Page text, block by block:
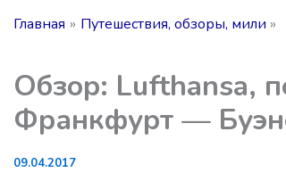
Главная Путешествия, обзоры, мили
Обзор: Lufthansa,
Франкфурт —
09.04.2017